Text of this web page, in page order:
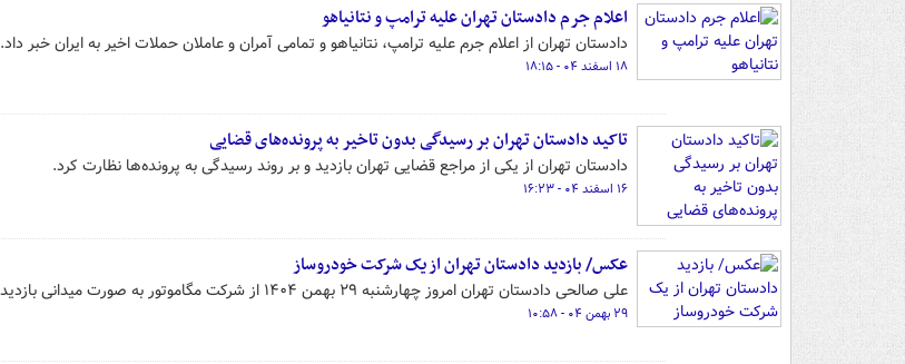
اعلام جرم دادستان تهران علیه ترامپ و نتانیاهو
دادستان تهران از اعلام جرم علیه ترامپ، نتانیاهو و تمامی آمران و عاملان حملات اخیر به ایران خبر داد.
۱۸ اسفند ۰۴ - ۱۸:۱۵
تاکید دادستان تهران بر رسیدگی بدون تاخیر به پرونده‌های قضایی
دادستان تهران از یکی از مراجع قضایی تهران بازدید و بر روند رسیدگی به پرونده‌ها نظارت کرد.
۱۶ اسفند ۰۴ - ۱۶:۲۳
عکس/ بازدید دادستان تهران از یک شرکت خودروساز
علی صالحی دادستان تهران امروز چهارشنبه ۲۹ بهمن ۱۴۰۴ از شرکت مگاموتور به صورت میدانی بازدید به عمل آورد.
۲۹ بهمن ۰۴ - ۱۰:۵۸